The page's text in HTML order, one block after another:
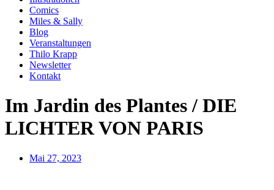
Comics
Miles & Sally
Blog
Veranstaltungen
Thilo Krapp
Newsletter
Kontakt
Im Jardin des Plantes / DIE
LICHTER VON PARIS
Mai 27, 2023